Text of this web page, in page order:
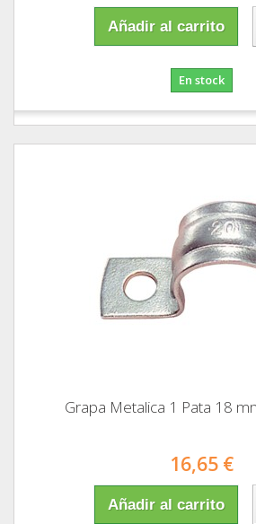
Añadir al carrito
En stock
Grapa Metalica 1 Pata 18
16,65 €
Añadir al carrito